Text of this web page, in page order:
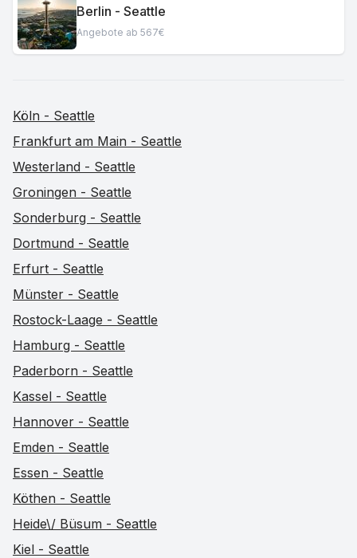
Berlin - Seattle
Angebote ab 567€
Köln - Seattle
Frankfurt am Main - Seattle
Westerland - Seattle
Groningen - Seattle
Sonderburg - Seattle
Dortmund - Seattle
Erfurt - Seattle
Münster - Seattle
Rostock-Laage - Seattle
Hamburg - Seattle
Paderborn - Seattle
Kassel - Seattle
Hannover - Seattle
Emden - Seattle
Essen - Seattle
Köthen - Seattle
Heide\/ Büsum - Seattle
Kiel - Seattle